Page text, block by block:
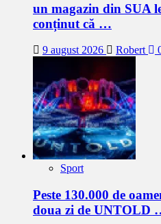
un magazin din SUA
conținut că …
9 august 2026 Robert
Sport
Peste 130.000 de
doua zi de UNTOLD